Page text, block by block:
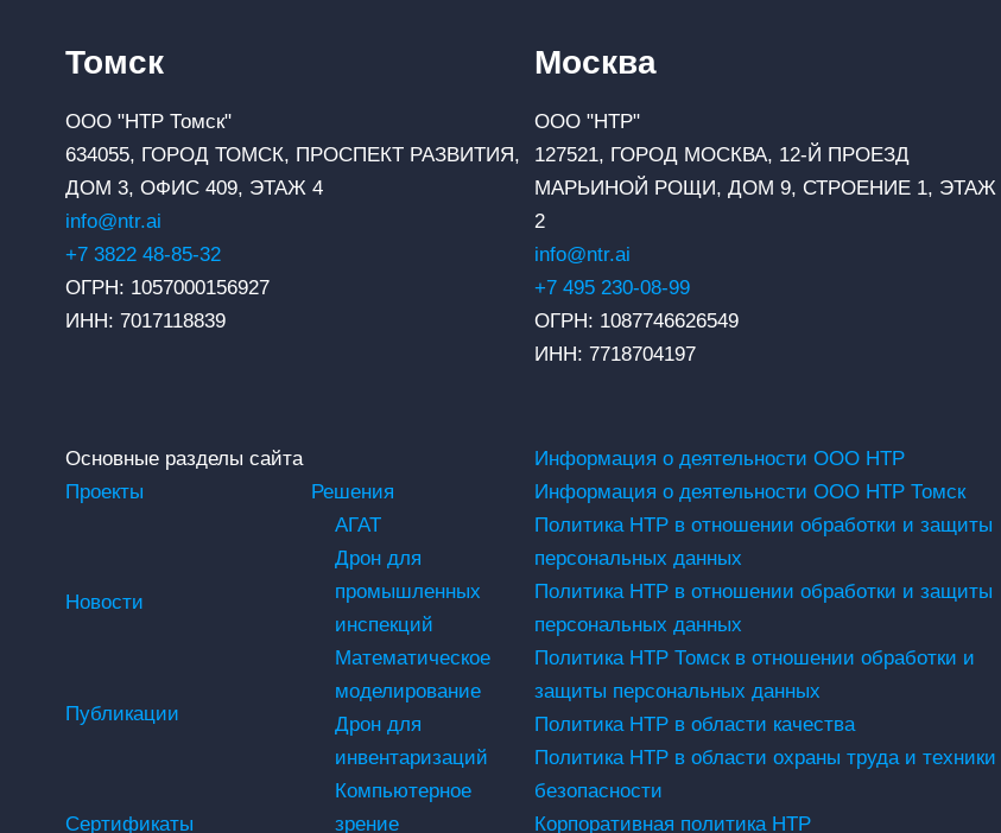
Томск
ООО "НТР Томск"
634055, ГОРОД ТОМСК, ПРОСПЕКТ РАЗВИТИЯ,
ДОМ 3, ОФИС 409, ЭТАЖ 4
info@ntr.ai
+7 3822 48-85-32
ОГРН: 1057000156927
ИНН: 7017118839
Москва
ООО "НТР"
127521, ГОРОД МОСКВА, 12-Й ПРОЕЗД
МАРЬИНОЙ РОЩИ, ДОМ 9, СТРОЕНИЕ 1, ЭТАЖ
2
info@ntr.ai
+7 495 230-08-99
ОГРН: 1087746626549
ИНН: 7718704197
Основные разделы сайта
Проекты
Новости
Публикации
Решения
АГАТ
Дрон для
промышленных
инспекций
Математическое
моделирование
Дрон для
инвентаризаций
Компьютерное
зрение
Сертификаты
Информация о деятельности ООО НТР
Информация о деятельности ООО НТР Томск
Политика НТР в отношении обработки и защиты
персональных данных
Политика НТР в отношении обработки и защиты
персональных данных
Политика НТР Томск в отношении обработки и
защиты персональных данных
Политика НТР в области качества
Политика НТР в области охраны труда и техники
безопасности
Корпоративная политика НТР